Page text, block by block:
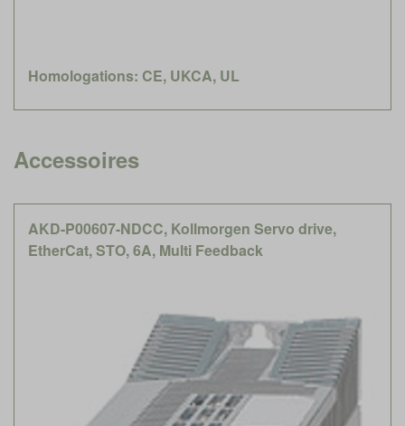
Homologations: CE, UKCA, UL
Accessoires
AKD-P00607-NDCC, Kollmorgen Servo drive,
EtherCat, STO, 6A, Multi Feedback